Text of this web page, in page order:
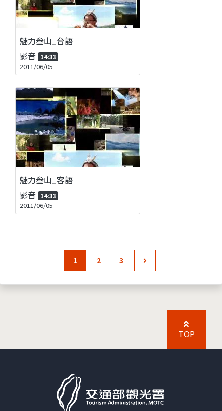
魅力叁山_台語
影音 14:33
2011/06/05
魅力叁山_客語
影音 14:33
2011/06/05
1 2 3
TOP